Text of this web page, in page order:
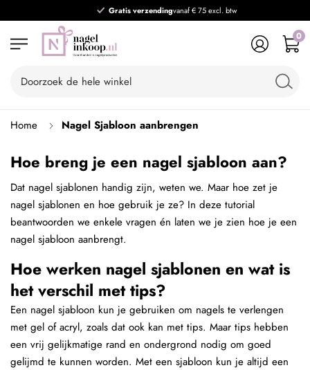
Gratis verzendingvanaf € 75 excl. btw
0
Home Nagel Sjabloon aanbrengen
Hoe breng je een nagel sjabloon aan?
Dat nagel sjablonen handig zijn, weten we. Maar hoe zet je
nagel sjablonen en hoe gebruik je ze? In deze tutorial
beantwoorden we enkele vragen én laten we je zien hoe je een
nagel sjabloon aanbrengt.
Hoe werken nagel sjablonen en wat is
het verschil met tips?
Een nagel sjabloon kun je gebruiken om nagels te verlengen
met gel of acryl, zoals dat ook kan met tips. Maar tips hebben
een vrij gelijkmatige rand en ondergrond nodig om goed
gelijmd te kunnen worden. Met een sjabloon kun je altijd een